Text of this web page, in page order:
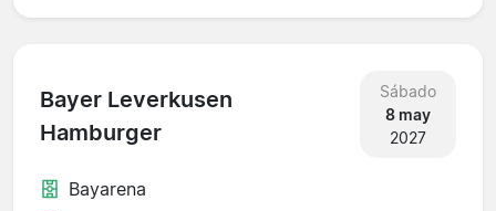
Bayer Leverkusen
Hamburger
Sábado
8 may
2027
Bayarena